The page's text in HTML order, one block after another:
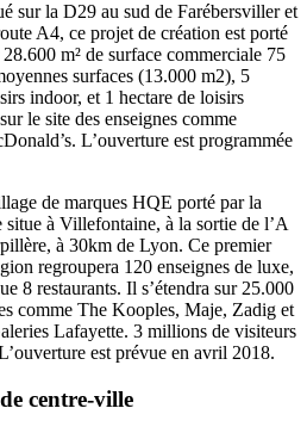
sur la D29 au sud de Farébersviller et
A4, ce projet de création est porté
m² de surface commerciale 75
surfaces (13.000 m2), 5
indoor, et 1 hectare de loisirs
le site des enseignes comme
L’ouverture est programmée
de marques HQE porté par la
à Villefontaine, à la sortie de l’A
à 30km de Lyon. Ce premier
regroupera 120 enseignes de luxe,
8 restaurants. Il s’étendra sur 25.000
comme The Kooples, Maje, Zadig et
Lafayette. 3 millions de visiteurs
est prévue en avril 2018.
centre-ville